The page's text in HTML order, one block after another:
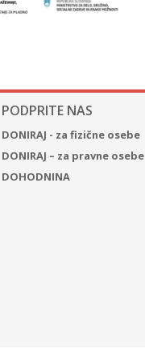
PODPRITE NAS
DONIRAJ - za fizične osebe
DONIRAJ – za pravne osebe
DOHODNINA